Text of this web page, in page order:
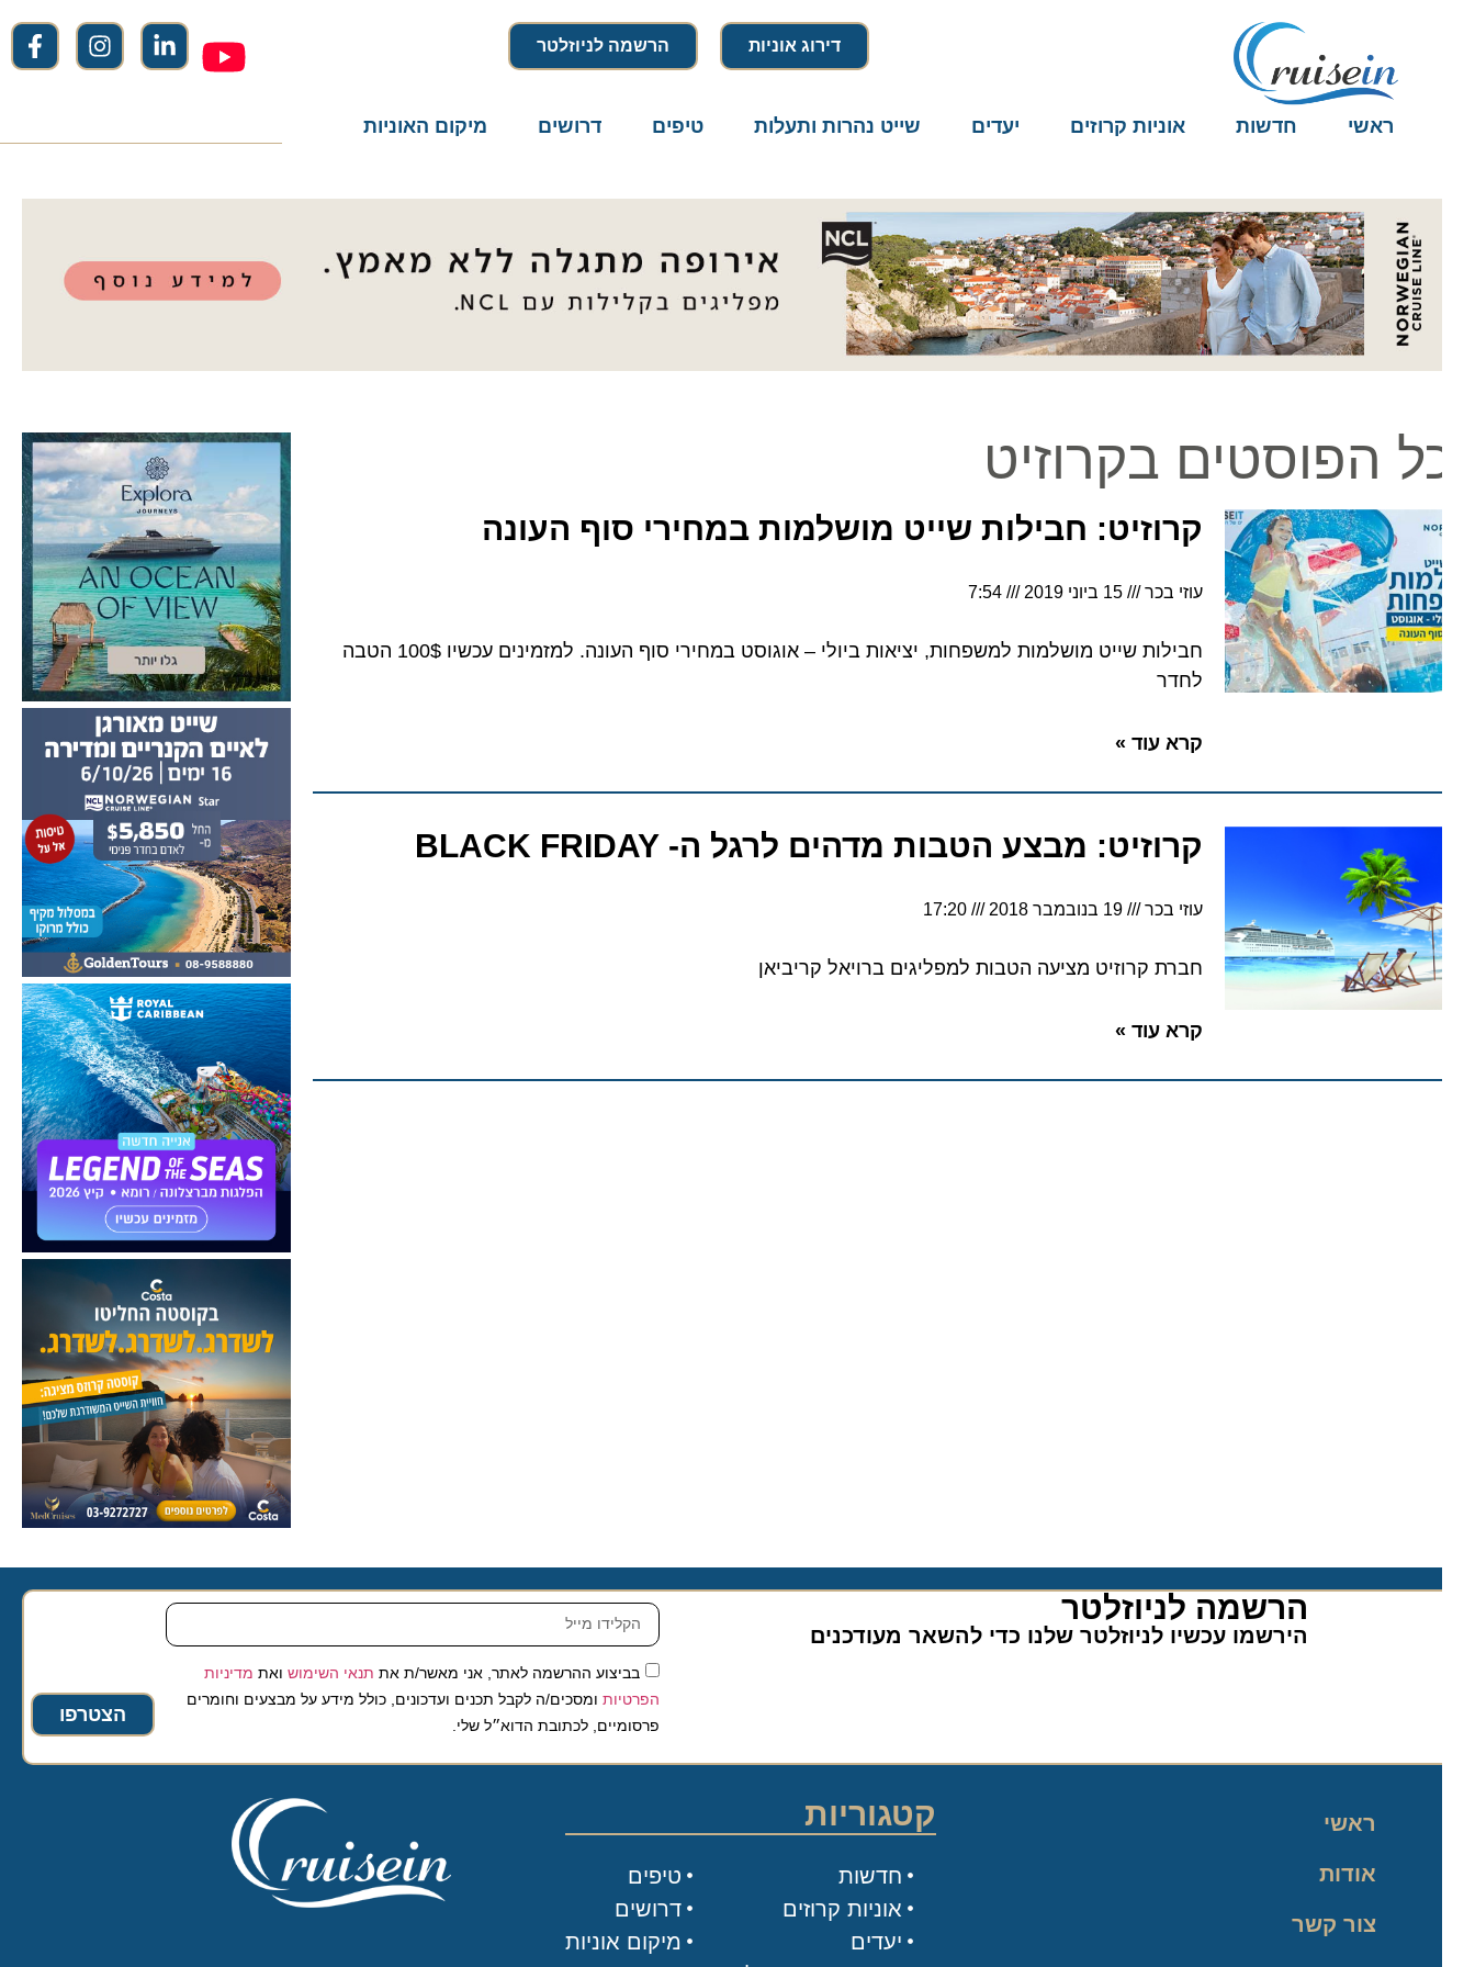
הרשמה לניוזלטר דירוג אוניות
ראשי חדשות אוניות קרוזים יעדים שייט נהרות ותעלות טיפים דרושים מיקום האוניות
הפוסטים בקרוזיט
קרוזיט: חבילות שייט מושלמות במחירי סוף העונה
עוזי בכר 15 ביוני 2019 7:54
חבילות שייט מושלמות למשפחות, יציאות ביולי – אוגוסט במחירי סוף העונה. למזמינים עכשיו 100$ הטבה
לחדר
קרא עוד »
קרוזיט: מבצע הטבות מדהים לרגל ה- BLACK FRIDAY
עוזי בכר 19 בנובמבר 2018 17:20
חברת קרוזיט מציעה הטבות למפליגים ברויאל קריביאן
קרא עוד »
הרשמה לניוזלטר​
הירשמו עכשיו לניוזלטר שלנו כדי להשאר מעודכנים
בביצוע ההרשמה לאתר, אני מאשר/ת אתתנאי השימושואת מדיניות
הפרטיותומסכים/ה לקבל תכנים ועדכונים, כולל מידע על מבצעים וחומרים
פרסומיים, לכתובת הדוא״ל שלי.
הצטרפו
קטגוריות
טיפים
דרושים
מיקום אוניות
חדשות
אוניות קרוזים
יעדים
ראשי
אודות
צור קשר